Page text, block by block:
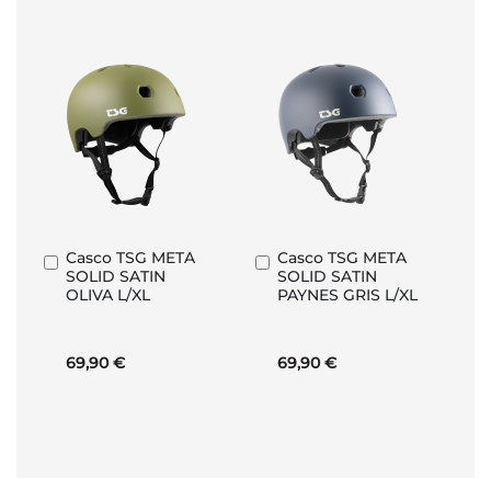
Casco TSG META
SOLID SATIN
OLIVA L/XL
69,90 €
Añadir
al
carrito
Casco TSG META
SOLID SATIN
PAYNES GRIS L/XL
69,90 €
Añadir
al
carrito